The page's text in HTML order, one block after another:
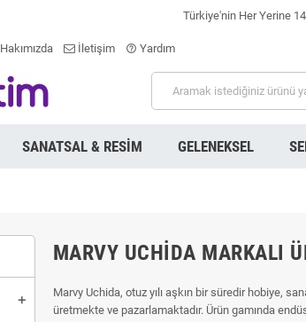
Türkiye'nin Her Yerine
Hakımızda İletişim help_outline Yardım
SANATSAL & RESIM GELENEKSEL
MARVY UCHIDA MARKALI
Marvy Uchida, otuz yılı aşkın bir süredir hobiye,
üretmekte ve pazarlamaktadır. Ürün gamında